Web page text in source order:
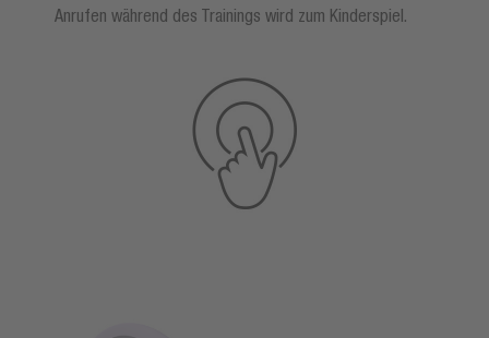
Anrufen während des Trainings wird zum Kinderspiel.